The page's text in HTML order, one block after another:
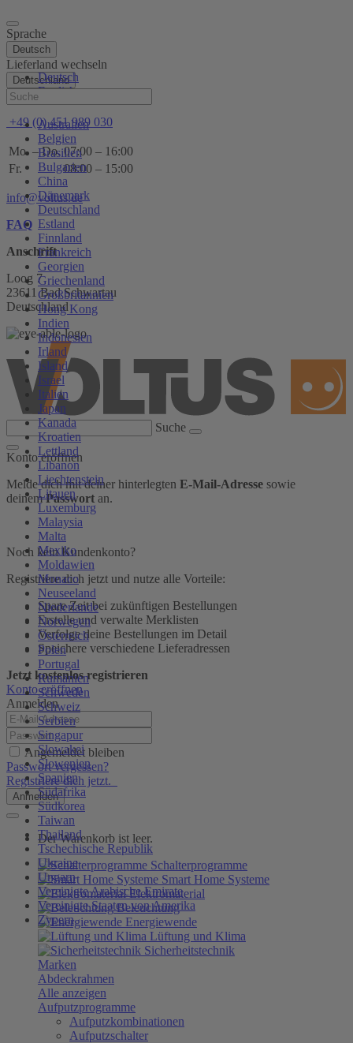
Sprache
Deutsch
Deutsch
English
Lieferland wechseln
Deutschland
Australien
Belgien
Brasilien
Bulgarien
China
Dänemark
Deutschland
Estland
Finnland
Frankreich
Georgien
Griechenland
Großbritannien
Hong Kong
Indien
Indonesien
Irland
Island
Israel
Italien
Japan
Kanada
Kroatien
Lettland
Libanon
Liechtenstein
Litauen
Luxemburg
Malaysia
Malta
Mexiko
Moldawien
Monaco
Neuseeland
Niederlande
Norwegen
Österreich
Polen
Portugal
Rumänien
Schweden
Schweiz
Serbien
Singapur
Slowakei
Slowenien
Spanien
Südafrika
Südkorea
Taiwan
Thailand
Tschechische Republik
Ukraine
Ungarn
Vereinigte Arabische Emirate
Vereinigte Staaten von Amerika
Zypern
Hilfe
+49 (0) 451 989 030
Mo. – Do. 07:00 – 16:00
Fr.
08:00 – 15:00
info@voltus.de
FAQ
Anschrift
Loog 7
23611 Bad Schwartau
Deutschland
Suche
Konto eröffnen
Melde dich mit deiner hinterlegten E-Mail-Adresse sowie
deinemPasswort an.
Noch kein Kundenkonto?
Registriere dich jetzt und nutze alle Vorteile:
Spare Zeit bei zukünftigen Bestellungen
Erstelle und verwalte Merklisten
Verfolge deine Bestellungen im Detail
Speichere verschiedene Lieferadressen
Jetzt kostenlos registrieren
Konto eröffnen
Anmelden
Angemeldet bleiben
Passwort vergessen?
Registriere dich jetzt.
Anmelden
Der Warenkorb ist leer.
Schalterprogramme
Smart Home Systeme
Elektromaterial
Beleuchtung
Energiewende
Lüftung und Klima
Sicherheitstechnik
Marken
Abdeckrahmen
Alle anzeigen
Aufputzprogramme
Aufputzkombinationen
Aufputzschalter